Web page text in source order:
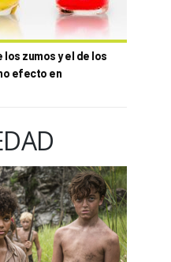
zumos y el de los
efecto en